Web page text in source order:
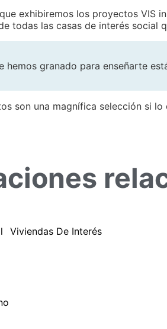
exhibiremos los proyectos VIS
todas las casas de interés social
hemos granado para enseñarte
son una magnífica selección si
Viviendas De Interés